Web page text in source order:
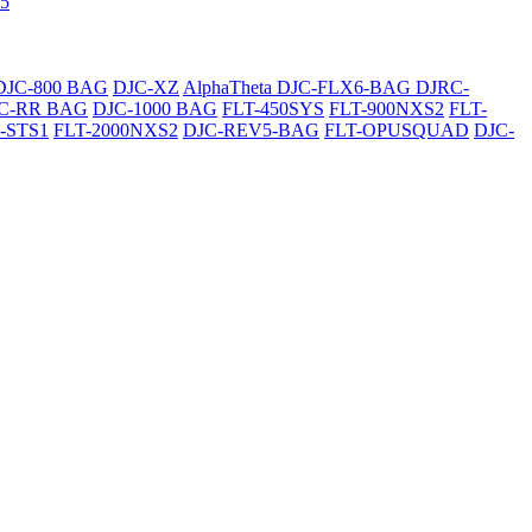
800 BAG DJC-XZ AlphaTheta DJC-FLX6-BAG DJRC-
RR BAG DJC-1000 BAG FLT-450SYS FLT-900NXS2 FLT-
FLT-2000NXS2 DJC-REV5-BAG FLT-OPUSQUAD DJC-